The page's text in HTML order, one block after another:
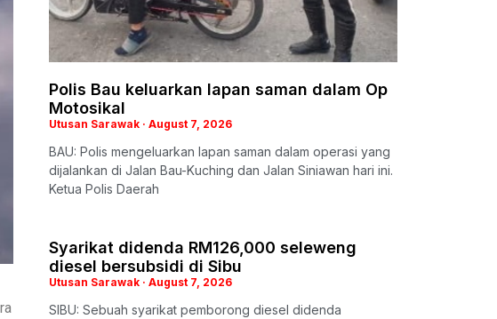
Polis Bau keluarkan lapan saman dalam Op
Motosikal
Utusan Sarawak August 7, 2026
BAU: Polis mengeluarkan lapan saman dalam operasi yang
dijalankan di Jalan Bau-Kuching dan Jalan Siniawan hari ini.
Ketua Polis Daerah
Syarikat didenda RM126,000 seleweng
diesel bersubsidi di Sibu
Utusan Sarawak August 7, 2026
SIBU: Sebuah syarikat pemborong diesel didenda